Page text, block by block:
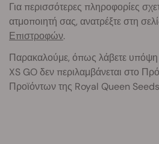
Για περισσότερες πληροφορίες
ατμοποιητή σας, ανατρέξτε στη
Επιστροφών.
Παρακαλούμε, όπως λάβετε
XS GO δεν περιλαμβάνεται στο
Προϊόντων της Royal Queen